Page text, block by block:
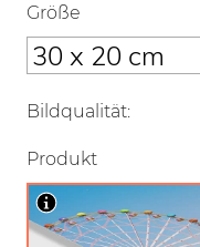
Größe
Bildqualität:
Produkt